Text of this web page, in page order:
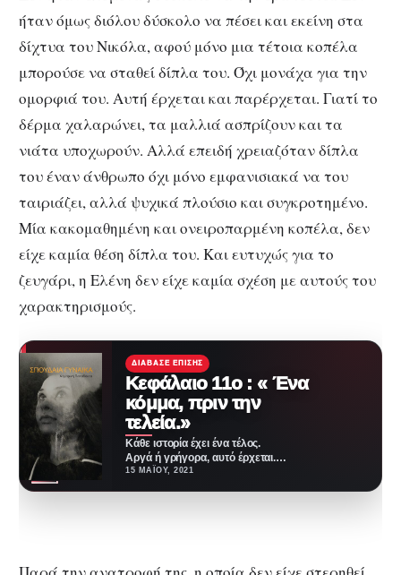
ήταν όμως διόλου δύσκολο να πέσει και εκείνη στα
δίχτυα του Νικόλα, αφού μόνο μια τέτοια κοπέλα
μπορούσε να σταθεί δίπλα του. Όχι μονάχα για την
ομορφιά του. Αυτή έρχεται και παρέρχεται. Γιατί το
δέρμα χαλαρώνει, τα μαλλιά ασπρίζουν και τα
νιάτα υποχωρούν. Αλλά επειδή χρειαζόταν δίπλα
του έναν άνθρωπο όχι μόνο εμφανισιακά να του
ταιριάζει, αλλά ψυχικά πλούσιο και συγκροτημένο.
Μία κακομαθημένη και ονειροπαρμένη κοπέλα, δεν
είχε καμία θέση δίπλα του. Και ευτυχώς για το
ζευγάρι, η Ελένη δεν είχε καμία σχέση με αυτούς του
χαρακτηρισμούς.
ΔΙΆΒΑΣΕ ΕΠΊΣΗΣ
Κεφάλαιο 11ο : « Ένα
κόμμα, πριν την
τελεία.»
Κάθε ιστορία έχει ένα τέλος.
Αργά ή γρήγορα, αυτό έρχεται.
Και φέρνει μαζί του μηνύματα,
15 ΜΑΪ́ΟΥ, 2021